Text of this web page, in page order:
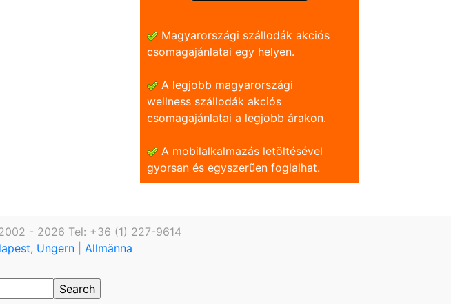
Magyarországi szállodák akciós
csomagajánlatai egy helyen.
A legjobb magyarországi
wellness szállodák akciós
csomagajánlatai a legjobb árakon.
A mobilalkalmazás letöltésével
gyorsan és egyszerũen foglalhat.
- 2026 Tel: +36 (1) 227-9614
Ungern
Allmänna